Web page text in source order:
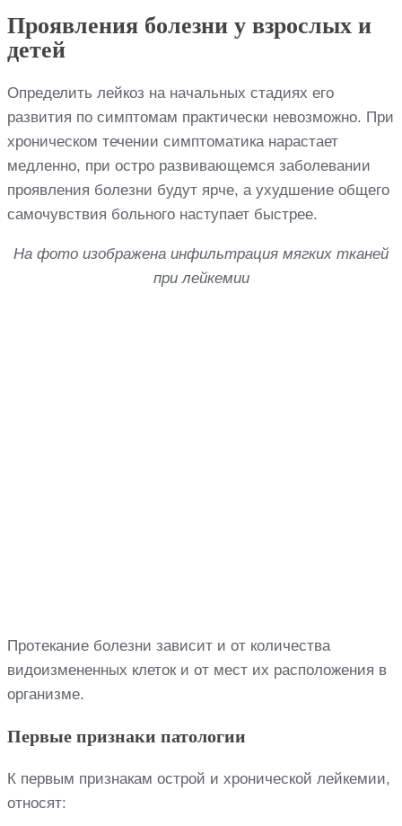
Проявления болезни у взрослых и
детей
Определить лейкоз на начальных стадиях его
развития по симптомам практически невозможно. При
хроническом течении симптоматика нарастает
медленно, при остро развивающемся заболевании
проявления болезни будут ярче, а ухудшение общего
самочувствия больного наступает быстрее.
На фото изображена инфильтрация мягких тканей
при лейкемии
Протекание болезни зависит и от количества
видоизмененных клеток и от мест их расположения в
организме.
Первые признаки патологии
К первым признакам острой и хронической лейкемии,
относят: